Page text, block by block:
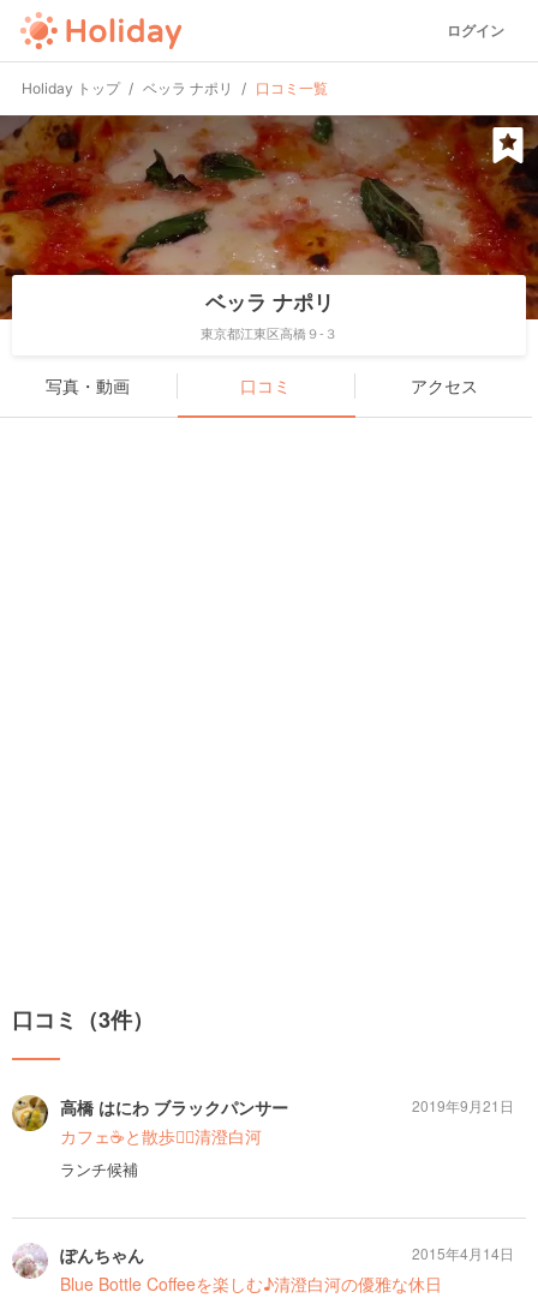
ログイン
Holiday トップ ベッラ ナポリ 口コミ一覧
ベッラ ナポリ
東京都江東区高橋９-３
写真・動画 口コミ アクセス
口コミ（3件）
高橋 はにわ ブラックパンサー
カフェ☕️と散歩🚶‍♂️清澄白河
ランチ候補
2019年9月21日
ぽんちゃん
Blue Bottle Coffeeを楽しむ♪清澄白河の優雅な休日
2015年4月14日